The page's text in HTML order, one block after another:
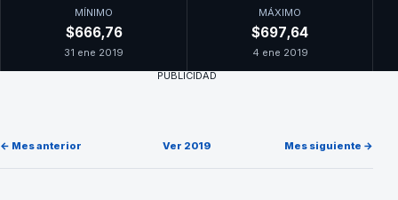
MÍNIMO
$666,76
31 ene 2019
MÁXIMO
$697,64
4 ene 2019
PUBLICIDAD
← Mes anterior Ver 2019 Mes siguiente →